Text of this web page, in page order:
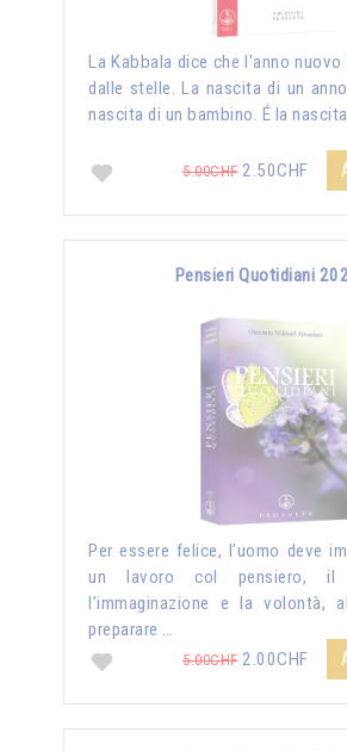
La Kabbala dice che l'anno
dalle stelle. La nascita di un
nascita di un bambino. É la
5.00CHF2.50CHF
Pensieri Quotidiani
Per essere felice, l’uomo deve
un lavoro col pensiero, il
l’immaginazione e la volontà,
preparare …
5.00CHF2.00CHF